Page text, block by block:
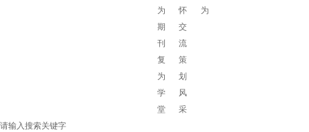
为
期
刊
复
为
学
堂
怀
交
流
策
划
风
采
为
请输入搜索关键字